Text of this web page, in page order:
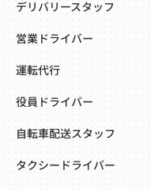
デリバリースタッフ
営業ドライバー
運転代行
役員ドライバー
自転車配送スタッフ
タクシードライバー